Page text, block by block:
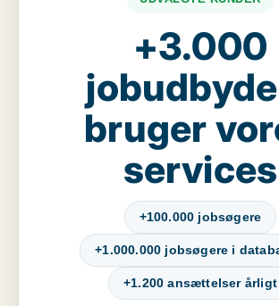
+3.000
bruger
services
+100.000 jobsøgere
+1.000.000 jobsøgere i
+1.200 ansættelser årligt